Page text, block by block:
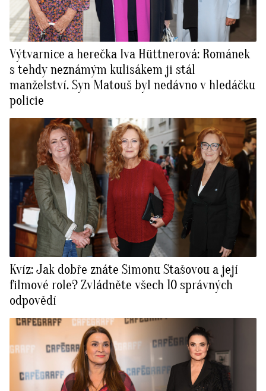
Výtvarnice a herečka Iva Hüttnerová: Románek
s tehdy neznámým kulisákem ji stál
manželství. Syn Matouš byl nedávno v hledáčku
policie
Kvíz: Jak dobře znáte Simonu Stašovou a její
filmové role? Zvládněte všech 10 správných
odpovědí